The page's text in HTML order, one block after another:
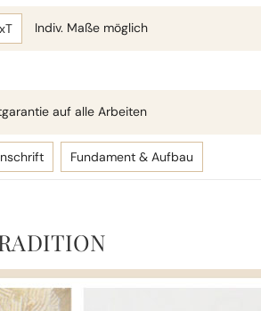
Indiv. Maße möglich
auf alle Arbeiten
Fundament & Aufbau